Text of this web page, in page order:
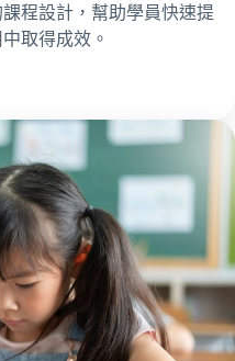
程設計，幫助學員快速提
取得成效。